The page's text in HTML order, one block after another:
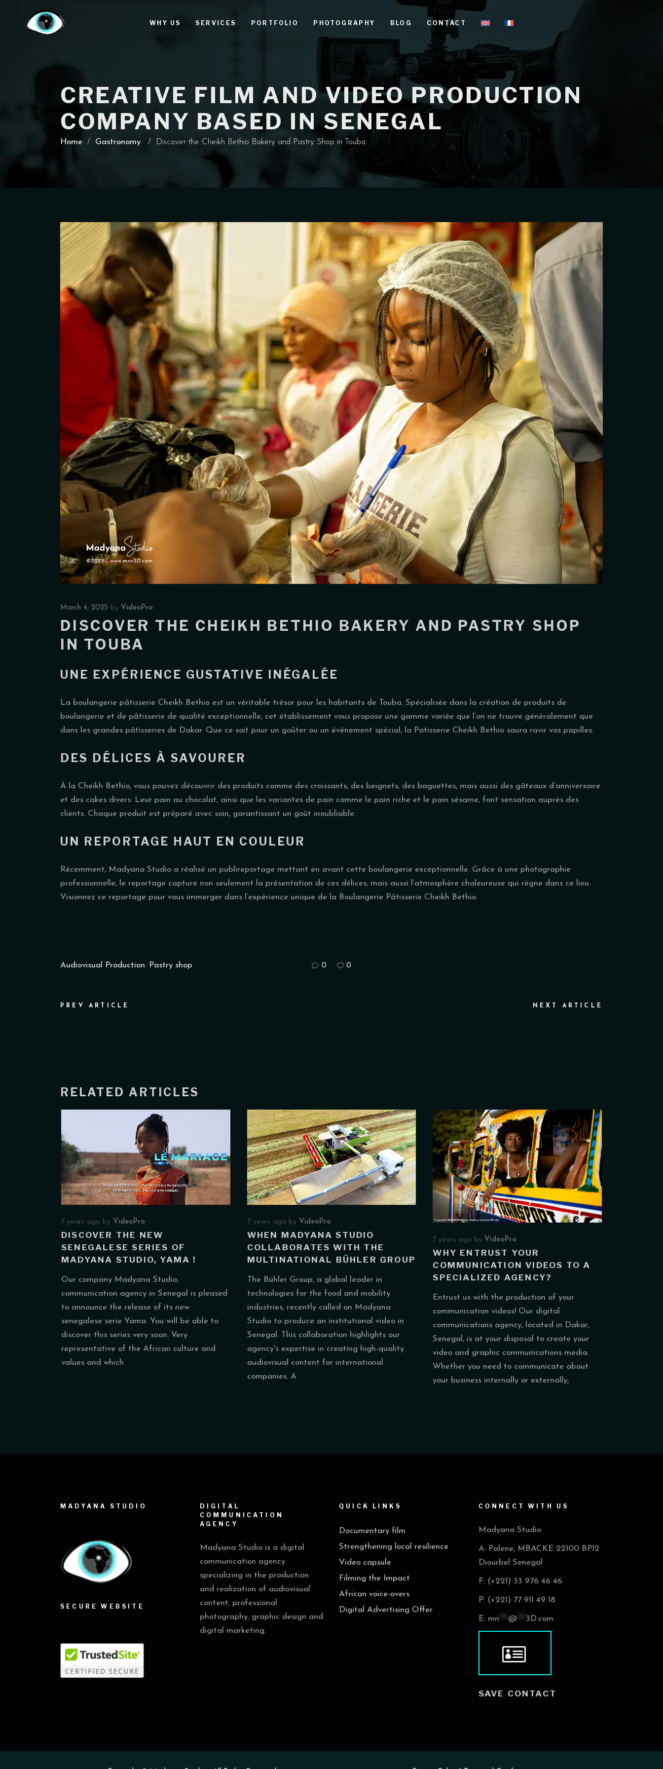
WHY US SERVICES PORTFOLIO PHOTOGRAPHY BLOG CONTACT
CREATIVE FILM AND VIDEO PRODUCTION
COMPANY BASED IN SENEGAL
Home / Gastronomy / Discover the Cheikh Bethio Bakery and Pastry Shop in Touba
March 4, 2025 by VideoPro
DISCOVER THE CHEIKH BETHIO BAKERY AND PASTRY SHOP
IN TOUBA
UNE EXPÉRIENCE GUSTATIVE INÉGALÉE
La boulangerie pâtisserie Cheikh Bethio est un véritable trésor pour les habitants de Touba. Spécialisée dans la création de produits de
boulangerie et de pâtisserie de qualité exceptionnelle, cet établissement vous propose une gamme variée que l’on ne trouve généralement que
dans les grandes pâtisseries de Dakar. Que ce soit pour un goûter ou un événement spécial, la Patisserie Cheikh Bethio saura ravir vos papilles.
DES DÉLICES À SAVOURER
À la Cheikh Bethio, vous pouvez découvrir des produits comme des croissants, des beignets, des baguettes, mais aussi des gâteaux d’anniversaire
et des cakes divers. Leur pain au chocolat, ainsi que les variantes de pain comme le pain riche et le pain sésame, font sensation auprès des
clients. Chaque produit est préparé avec soin, garantissant un goût inoubliable.
UN REPORTAGE HAUT EN COULEUR
Récemment, Madyana Studio a réalisé un publireportage mettant en avant cette boulangerie exceptionnelle. Grâce à une photographie
professionnelle, le reportage capture non seulement la présentation de ces délices, mais aussi l’atmosphère chaleureuse qui règne dans ce lieu.
Visionnez ce reportage pour vous immerger dans l’expérience unique de la Boulangerie Pâtisserie Cheikh Bethio.
Audiovisual Production, Pastry shop 0 0
PREV ARTICLE NEXT ARTICLE
RELATED ARTICLES
7 years ago by VideoPro
DISCOVER THE NEW
SENEGALESE SERIES OF
MADYANA STUDIO, YAMA !
Our company Madyana Studio,
communication agency in Senegal is pleased
to announce the release of its new
senegalese serie Yama. You will be able to
discover this series very soon. Very
representative of the African culture and
values and which
7 years ago by VideoPro
WHEN MADYANA STUDIO
COLLABORATES WITH THE
MULTINATIONAL BÜHLER GROUP
The Bühler Group, a global leader in
technologies for the food and mobility
industries, recently called on Madyana
Studio to produce an institutional video in
Senegal. This collaboration highlights our
agency's expertise in creating high-quality
audiovisual content for international
companies. A
7 years ago by VideoPro
WHY ENTRUST YOUR
COMMUNICATION VIDEOS TO A
SPECIALIZED AGENCY?
Entrust us with the production of your
communication videos! Our digital
communications agency, located in Dakar,
Senegal, is at your disposal to create your
video and graphic communications media.
Whether you need to communicate about
your business internally or externally,
MADYANA STUDIO
SECURE WEBSITE
DIGITAL
COMMUNICATION
AGENCY
Madyana Studio is a digital
communication agency
specializing in the production
and realization of audiovisual
content, professional
photography, graphic design and
digital marketing.
QUICK LINKS
Documentary film
Strengthening local resilience
Video capsule
Filming the Impact
African voice-overs
Digital Advertising Offer
CONNECT WITH US
Madyana Studio
A: Palene, MBACKE 22100 BP12
Diourbel Senegal
F: (+221) 33 976 46 46
P: (+221) 77 911 49 18
E: mn *** @ *** 3D.com
SAVE CONTACT